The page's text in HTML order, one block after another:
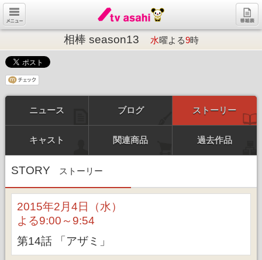
相棒 season13 水曜よる9時
ニュース ブログ ストーリー
キャスト 関連商品 過去作品
STORY ストーリー
2015年2月4日（水）
よる9:00～9:54
第14話 「アザミ」